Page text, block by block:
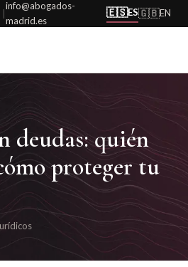
|
info@abogados-
madrid.es
🇪🇸ES🇬🇧EN
deudas: quién
proteger tu